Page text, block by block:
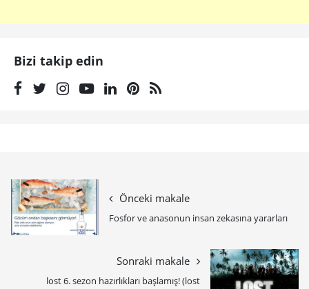
Bizi takip edin
Önceki makale
Fosfor ve anasonun insan zekasına yararları
Sonraki makale
lost 6. sezon hazırlıkları başlamış! (lost